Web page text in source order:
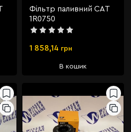
Фільтр паливний CAT
1R0750
1 858,14 грн
В кошик